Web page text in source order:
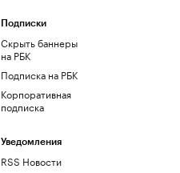
Подписки
Скрыть баннеры
на РБК
Подписка на РБК
Корпоративная
подписка
Уведомления
RSS Новости